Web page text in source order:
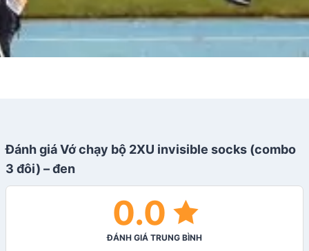
Đánh giá Vớ chạy bộ 2XU invisible socks (combo
3 đôi) – đen
0.0
ĐÁNH GIÁ TRUNG BÌNH